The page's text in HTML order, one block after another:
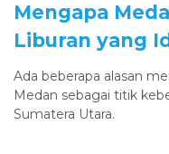
Mengapa
Liburan yang
Ada beberapa alasan
Medan sebagai titik
Sumatera Utara.